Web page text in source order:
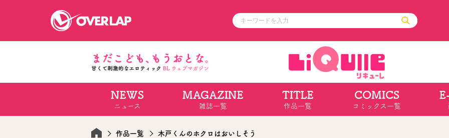
コミッククリエ
ラブパルフェ
ライトノベル
ノベルス
ロサージュノベルス
その他
コミックエッセイ
ポケットモンスター
通販・
OVERLAP
オーバーラップ広
NEWS
ニュース
MAGAZINE
雑誌一覧
TITLE
作品一覧
COMICS
コミックス一覧
作品一覧 木戸くんのホクロはおいしそう